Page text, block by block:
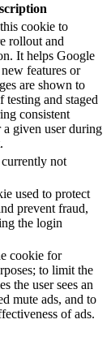
cookie to
rollout and
It helps Google
features or
are shown to
testing and staged
consistent
a given user during
not
used to protect
prevent fraud,
the login
cookie for
to limit the
the user sees an
mute ads, and to
of ads.